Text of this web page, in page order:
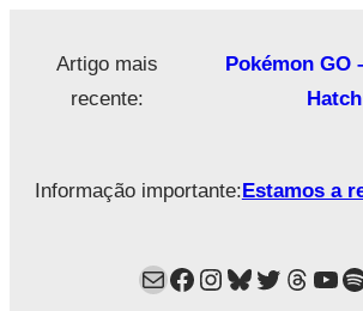
Artigo mais
recente:
Pokémon GO
Informação importante:Estamos a
MailFacebook
Instagram
Bluesky
Twitter
Estamos no